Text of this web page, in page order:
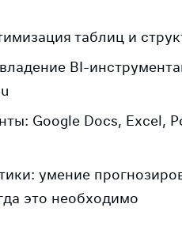
таблиц и
BI-
Google Docs, Excel,
умение
это необходимо